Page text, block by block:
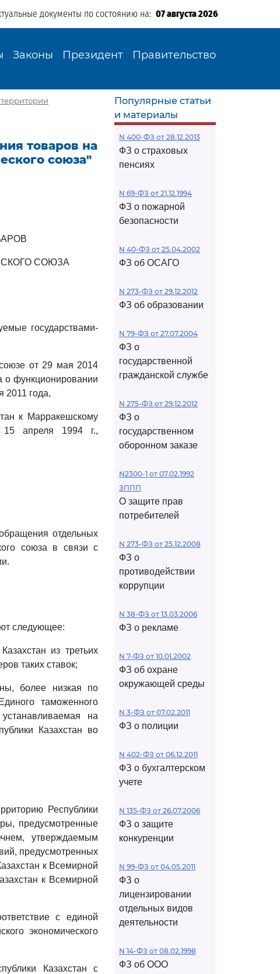
документы по состоянию на: 07 августа 2026
Законы Президент Правительство
товаров на
союза"
СОЮЗА
государствами-
от 29 мая 2014
о функционировании
2011 года,
к Марракешскому
15 апреля 1994 г.,
отдельных
союза в связи с
следующее:
из третьих
таких ставок;
более низкая по
таможенного
на
Казахстан во
Республики
предусмотренные
утверждаемым
предусмотренных
к Всемирной
к Всемирной
с единой
экономического
Казахстан с
Популярные статьи
и материалы
N 400-ФЗ от 28.12.2013
ФЗ о страховых
пенсиях
N 69-ФЗ от 21.12.1994
ФЗ о пожарной
безопасности
N 40-ФЗ от 25.04.2002
ФЗ об ОСАГО
N 273-ФЗ от 29.12.2012
ФЗ об образовании
N 79-ФЗ от 27.07.2004
ФЗ о
государственной
гражданской службе
N 275-ФЗ от 29.12.2012
ФЗ о
государственном
оборонном заказе
N2300-1 от 07.02.1992
ЗППП
О защите прав
потребителей
N 273-ФЗ от 25.12.2008
ФЗ о
противодействии
коррупции
N 38-ФЗ от 13.03.2006
ФЗ о рекламе
N 7-ФЗ от 10.01.2002
ФЗ об охране
окружающей среды
N 3-ФЗ от 07.02.2011
ФЗ о полиции
N 402-ФЗ от 06.12.2011
ФЗ о бухгалтерском
учете
N 135-ФЗ от 26.07.2006
ФЗ о защите
конкуренции
N 99-ФЗ от 04.05.2011
ФЗ о
лицензировании
отдельных видов
деятельности
N 14-ФЗ от 08.02.1998
ФЗ об ООО